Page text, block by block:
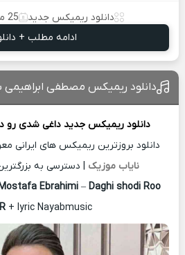
دانلود ریمیکس جدید 25 می 2024
ادامه مطلب +
دانلود ریمیکس مصطفی ابراهیمی
دانلود ریمیکس جدید داغی شدی رو
دانلود بروزترین ریمیکس های ایرانی
نایاب موزیک | دسترسی به
Ebrahimi – Daghi shodi Roo
+ lyric Nayabmusic